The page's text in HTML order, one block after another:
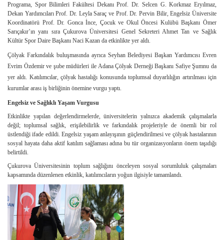
Programa, Spor Bilimleri Fakültesi Dekanı Prof. Dr. Selcen G. Korkmaz Eryılmaz,
Dekan Yardımcıları Prof. Dr. Leyla Saraç ve Prof. Dr. Pervin Bilir, Engelsiz Üniversite
Koordinatörü Prof. Dr. Gonca İnce, Çocuk ve Okul Öncesi Kulübü Başkanı Ömer
Sarıçakır’ın yanı sıra Çukurova Üniversitesi Genel Sekreteri Ahmet Tan ve Sağlık
Kültür Spor Daire Başkanı Naci Kazan da etkinlikte yer aldı.
Çölyak Farkındalık buluşmasında ayrıca Seyhan Belediyesi Başkan Yardımcısı Evren
Evrim Özdemirve şube müdürleri ile Adana Çölyak Derneği Başkanı Safiye Şumnu da
yer aldı. Katılımcılar, çölyak hastalığı konusunda toplumsal duyarlılığın artırılması için
kurumlar arası iş birliğinin önemine vurgu yaptı.
Engelsiz ve Sağlıklı Yaşam Vurgusu
Etkinlikte yapılan değerlendirmelerde, üniversitelerin yalnızca akademik çalışmalarla
değil; toplumsal sağlık, erişilebilirlik ve farkındalık projeleriyle de önemli bir rol
üstlendiği ifade edildi. Engelsiz yaşam anlayışının güçlendirilmesi ve çölyak hastalarının
sosyal hayata daha aktif katılım sağlaması adına bu tür organizasyonların önem taşıdığı
belirtildi.
Çukurova Üniversitesinin toplum sağlığını önceleyen sosyal sorumluluk çalışmaları
kapsamında düzenlenen etkinlik, katılımcıların yoğun ilgisiyle tamamlandı.